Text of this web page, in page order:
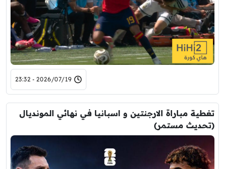
2026/07/19 - 23:32
تغطية مباراة الارجنتين و اسبانيا في نهائي المونديال
(تحديث مستمر)